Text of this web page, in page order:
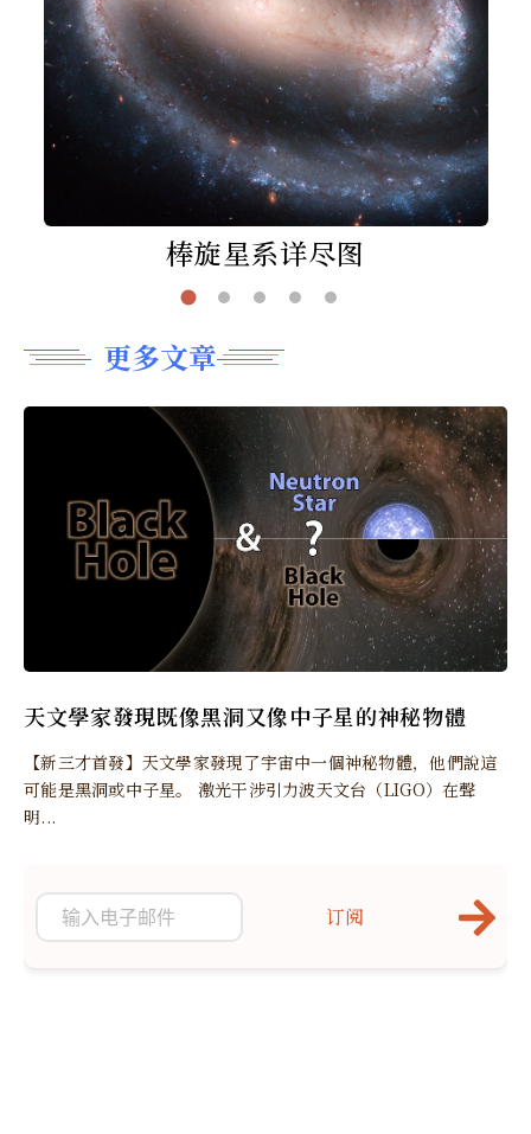
棒旋星系详尽图
更多文章
天文學家發現既像黑洞又像中子星的神秘物體
【新三才首發】天文學家發現了宇宙中一個神秘物體，他們說這
可能是黑洞或中子星。 激光干涉引力波天文台（LIGO）在聲
明...
订阅